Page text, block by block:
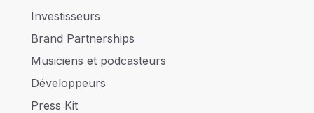
Investisseurs
Brand Partnerships
Musiciens et podcasteurs
Développeurs
Press Kit